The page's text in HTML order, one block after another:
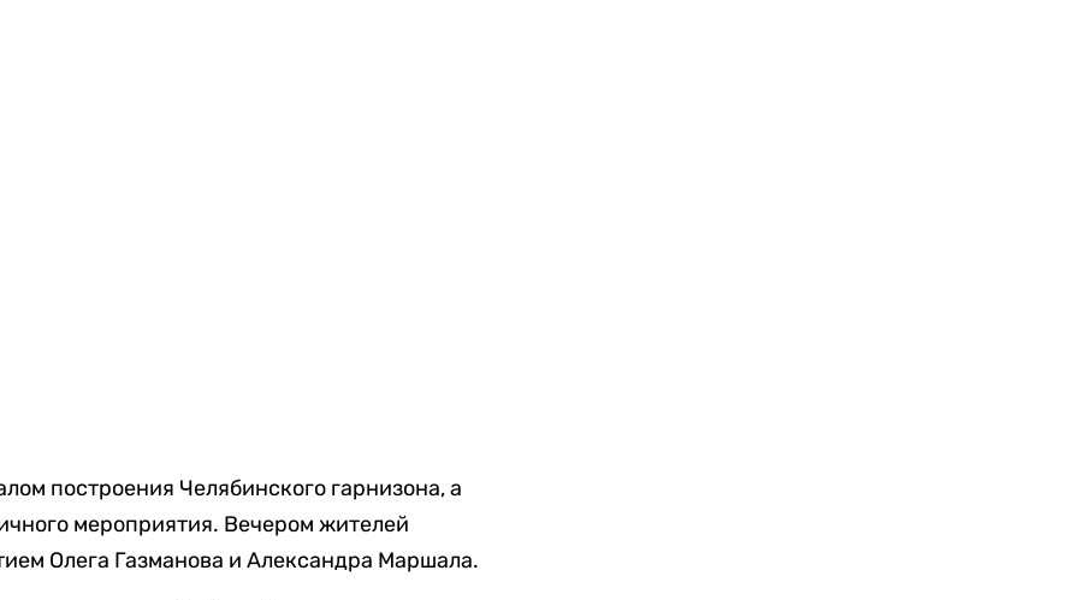
построения Челябинского гарнизона, а
мероприятия. Вечером жителей
Олега Газманова и Александра Маршала.